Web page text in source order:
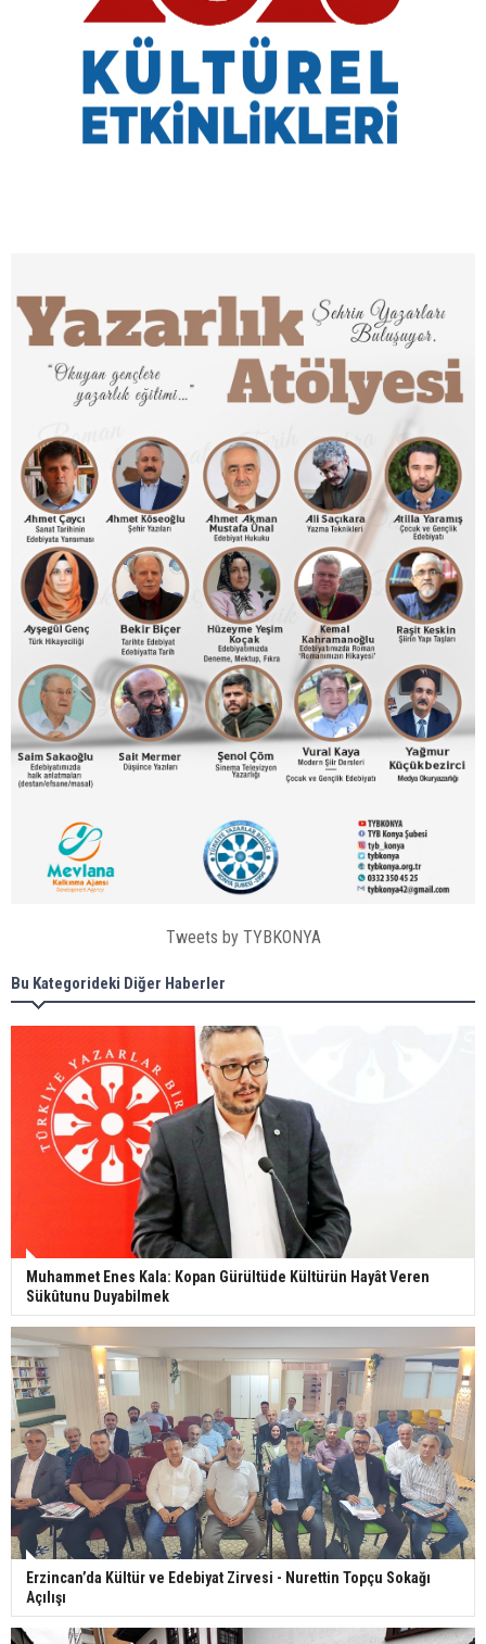
Tweets by TYBKONYA
Bu Kategorideki Diğer Haberler
Muhammet Enes Kala: Kopan Gürültüde Kültürün Hayât Veren
Sükûtunu Duyabilmek
Erzincan’da Kültür ve Edebiyat Zirvesi - Nurettin Topçu Sokağı
Açılışı